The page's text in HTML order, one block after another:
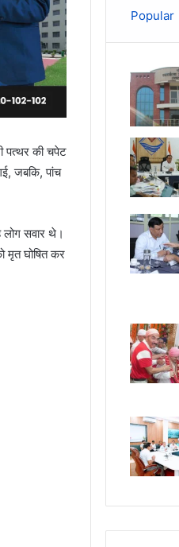
पत्थर की चपेट
जबकि, पांच
सवार थे।
मृत घोषित कर
Popular